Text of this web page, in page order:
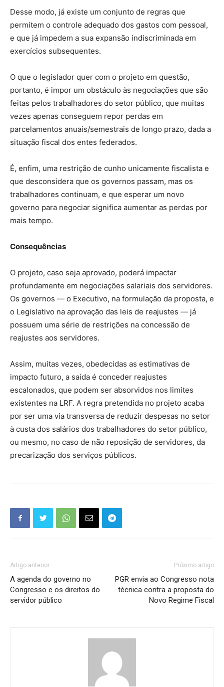
Desse modo, já existe um conjunto de regras que
permitem o controle adequado dos gastos com pessoal,
e que já impedem a sua expansão indiscriminada em
exercícios subsequentes.
O que o legislador quer com o projeto em questão,
portanto, é impor um obstáculo às negociações que são
feitas pelos trabalhadores do setor público, que muitas
vezes apenas conseguem repor perdas em
parcelamentos anuais/semestrais de longo prazo, dada a
situação fiscal dos entes federados.
É, enfim, uma restrição de cunho unicamente fiscalista e
que desconsidera que os governos passam, mas os
trabalhadores continuam, e que esperar um novo
governo para negociar significa aumentar as perdas por
mais tempo.
Consequências
O projeto, caso seja aprovado, poderá impactar
profundamente em negociações salariais dos servidores.
Os governos — o Executivo, na formulação da proposta, e
o Legislativo na aprovação das leis de reajustes — já
possuem uma série de restrições na concessão de
reajustes aos servidores.
Assim, muitas vezes, obedecidas as estimativas de
impacto futuro, a saída é conceder reajustes
escalonados, que podem ser absorvidos nos limites
existentes na LRF. A regra pretendida no projeto acaba
por ser uma via transversa de reduzir despesas no setor
à custa dos salários dos trabalhadores do setor público,
ou mesmo, no caso de não reposição de servidores, da
precarização dos serviços públicos.
Artigo anterior
A agenda do governo no
Congresso e os direitos do
servidor público
Próximo artigo
PGR envia ao Congresso nota
técnica contra a proposta do
Novo Regime Fiscal